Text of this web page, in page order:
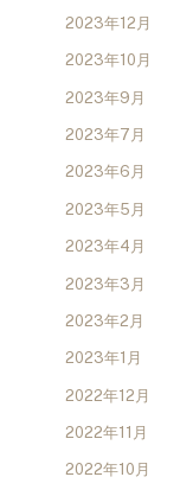
2023年12月
2023年10月
2023年9月
2023年7月
2023年6月
2023年5月
2023年4月
2023年3月
2023年2月
2023年1月
2022年12月
2022年11月
2022年10月